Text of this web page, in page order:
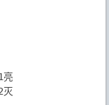
亮